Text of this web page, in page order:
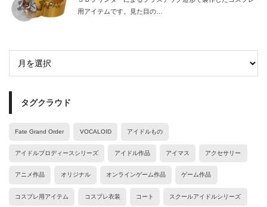
用アイテムです。見た目の…
タグクラウド
Fate Grand Order VOCALOID アイドルもの
アイドルプロディースシリーズ アイドル作品 アイマス アクセサリー
アニメ作品 オリジナル オンラインゲーム作品 ゲーム作品
コスプレ用アイテム コスプレ衣装 コート スクールアイドルシリーズ